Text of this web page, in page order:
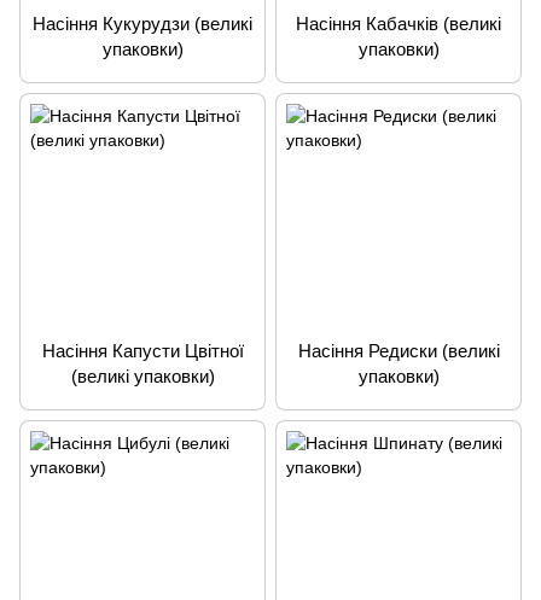
Насіння Кукурудзи (великі
упаковки)
Насіння Кабачків (великі
упаковки)
Насіння Капусти Цвітної
(великі упаковки)
Насіння Редиски (великі
упаковки)